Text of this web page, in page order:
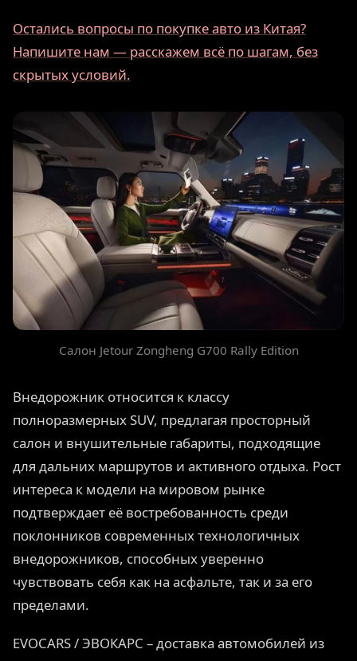
Остались вопросы по покупке авто из Китая?
Напишите нам — расскажем всё по шагам, без
скрытых условий.
Салон Jetour Zongheng G700 Rally Edition
Внедорожник относится к классу
полноразмерных SUV, предлагая просторный
салон и внушительные габариты, подходящие
для дальних маршрутов и активного отдыха. Рост
интереса к модели на мировом рынке
подтверждает её востребованность среди
поклонников современных технологичных
внедорожников, способных уверенно
чувствовать себя как на асфальте, так и за его
пределами.
EVOCARS / ЭВОКАРС – доставка автомобилей из